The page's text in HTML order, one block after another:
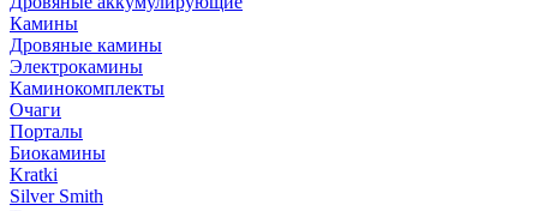
Камины
Дровяные камины
Электрокамины
Каминокомплекты
Очаги
Порталы
Биокамины
Kratki
Silver Smith